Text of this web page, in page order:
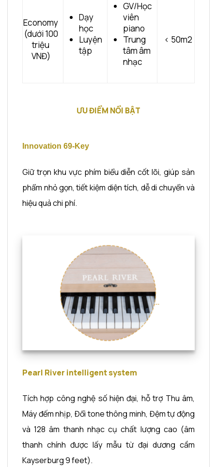
Economy
(dưới 100
triệu
VNĐ)
Dạy
học
Luyện
tập
GV/Học
viên
piano
Trung
tâm âm
nhạc
< 50m2
ƯU ĐIỂM NỔI BẬT
Innovation 69-Key
Giữ trọn khu vực phím biểu diễn cốt lõi, giúp sản
phẩm nhỏ gọn, tiết kiệm diện tích, dễ di chuyển và
hiệu quả chi phí.
Pearl River intelligent system
Tích hợp công nghệ số hiện đại, hỗ trợ Thu âm,
Máy đếm nhịp, Đổi tone thông minh, Đệm tự động
và 128 âm thanh nhạc cụ chất lượng cao (âm
thanh chính được lấy mẫu từ đại dương cầm
Kayserburg 9 feet).